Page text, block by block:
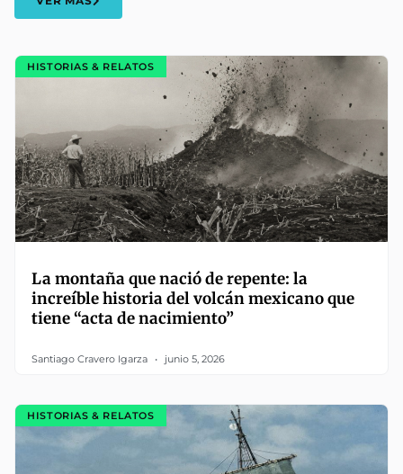
HISTORIAS & RELATOS
La montaña que nació de repente: la
increíble historia del volcán mexicano que
tiene “acta de nacimiento”
Santiago Cravero Igarza junio 5, 2026
HISTORIAS & RELATOS